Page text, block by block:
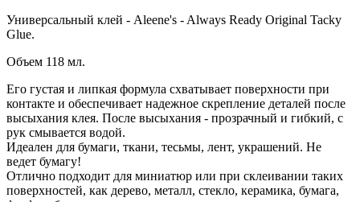
Универсальный клей - Aleene's - Always Ready Original Tacky
Glue.
Объем 118 мл.
Его густая и липкая формула схватывает поверхности при
контакте и обеспечивает надежное скрепление деталей после
высыхания клея. После высыхания - прозрачный и гибкий, с
рук смывается водой.
Идеален для бумаги, ткани, тесьмы, лент, украшений. Не
ведет бумагу!
Отлично подходит для миниатюр или при склеивании таких
поверхностей, как дерево, металл, стекло, керамика, бумага,